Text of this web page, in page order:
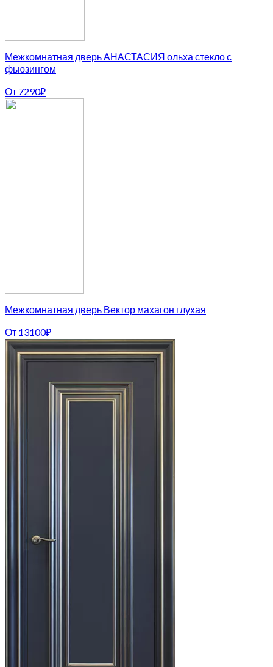
Межкомнатная дверь АНАСТАСИЯ ольха стекло с
фьюзингом
От 7290₽
Межкомнатная дверь Вектор махагон глухая
От 13100₽